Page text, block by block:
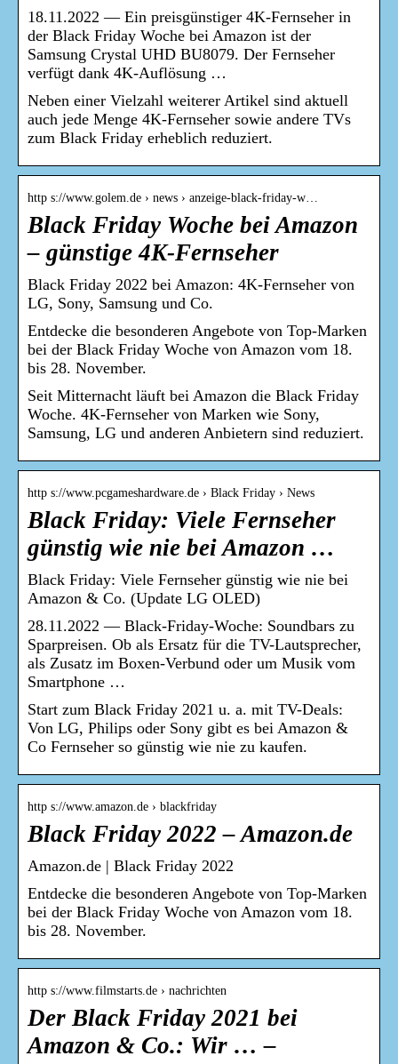
18.11.2022 — Ein preisgünstiger 4K-Fernseher in
der Black Friday Woche bei Amazon ist der
Samsung Crystal UHD BU8079. Der Fernseher
verfügt dank 4K-Auflösung …
Neben einer Vielzahl weiterer Artikel sind aktuell
auch jede Menge 4K-Fernseher sowie andere TVs
zum Black Friday erheblich reduziert.
http s://www.golem.de › news › anzeige-black-friday-w…
Black Friday Woche bei Amazon
– günstige 4K-Fernseher
Black Friday 2022 bei Amazon: 4K-Fernseher von
LG, Sony, Samsung und Co.
Entdecke die besonderen Angebote von Top-Marken
bei der Black Friday Woche von Amazon vom 18.
bis 28. November.
Seit Mitternacht läuft bei Amazon die Black Friday
Woche. 4K-Fernseher von Marken wie Sony,
Samsung, LG und anderen Anbietern sind reduziert.
http s://www.pcgameshardware.de › Black Friday › News
Black Friday: Viele Fernseher
günstig wie nie bei Amazon …
Black Friday: Viele Fernseher günstig wie nie bei
Amazon & Co. (Update LG OLED)
28.11.2022 — Black-Friday-Woche: Soundbars zu
Sparpreisen. Ob als Ersatz für die TV-Lautsprecher,
als Zusatz im Boxen-Verbund oder um Musik vom
Smartphone …
Start zum Black Friday 2021 u. a. mit TV-Deals:
Von LG, Philips oder Sony gibt es bei Amazon &
Co Fernseher so günstig wie nie zu kaufen.
http s://www.amazon.de › blackfriday
Black Friday 2022 – Amazon.de
Amazon.de | Black Friday 2022
Entdecke die besonderen Angebote von Top-Marken
bei der Black Friday Woche von Amazon vom 18.
bis 28. November.
http s://www.filmstarts.de › nachrichten
Der Black Friday 2021 bei
Amazon & Co.: Wir … –